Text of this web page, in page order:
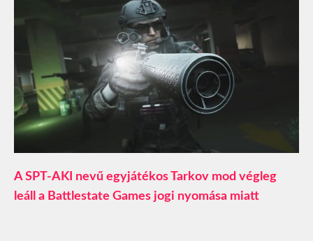
A SPT-AKI nevű egyjátékos Tarkov mod végleg
leáll a Battlestate Games jogi nyomása miatt